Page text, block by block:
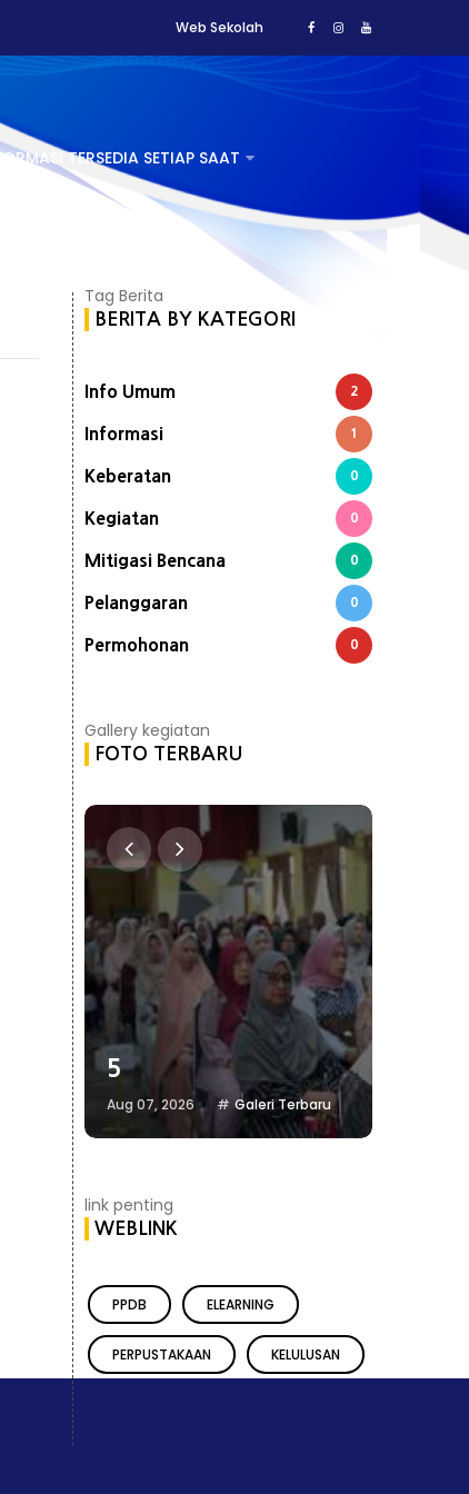
Web Sekolah
TERSEDIA SETIAP SAAT
Tag Berita
BERITA BY KATEGORI
Info Umum 2
Informasi 1
Keberatan 0
Kegiatan 0
Mitigasi Bencana 0
Pelanggaran 0
Permohonan 0
Gallery kegiatan
FOTO TERBARU
5
Aug 07, 2026 Galeri Terbaru
link penting
WEBLINK
PPDB ELEARNING
PERPUSTAKAAN KELULUSAN